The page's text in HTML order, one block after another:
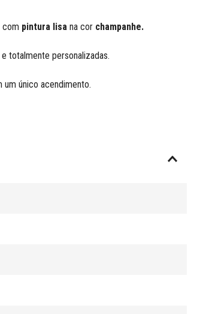
com pintura lisa na cor champanhe.
totalmente personalizadas.
único acendimento.